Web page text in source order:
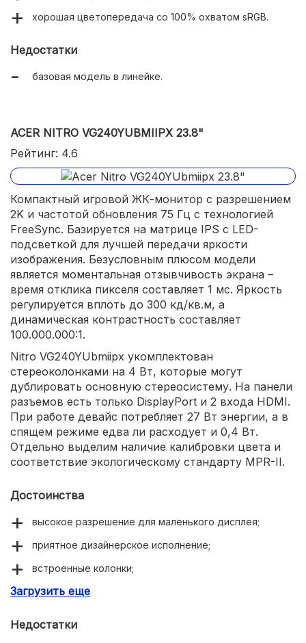
хорошая цветопередача со 100% охватом sRGB.
Недостатки
базовая модель в линейке.
ACER NITRO VG240YUBMIIPX 23.8"
Рейтинг: 4.6
Компактный игровой ЖК-монитор с разрешением
2K и частотой обновления 75 Гц с технологией
FreeSync. Базируется на матрице IPS с LED-
подсветкой для лучшей передачи яркости
изображения. Безусловным плюсом модели
является моментальная отзывчивость экрана –
время отклика пикселя составляет 1 мс. Яркость
регулируется вплоть до 300 кд/кв.м, а
динамическая контрастность составляет
100.000.000:1.
Nitro VG240YUbmiipx укомплектован
стереоколонками на 4 Вт, которые могут
дублировать основную стереосистему. На панели
разъемов есть только DisplayPort и 2 входа HDMI.
При работе девайс потребляет 27 Вт энергии, а в
спящем режиме едва ли расходует и 0,4 Вт.
Отдельно выделим наличие калибровки цвета и
соответствие экологическому стандарту MPR-II.
Достоинства
высокое разрешение для маленького дисплея;
приятное дизайнерское исполнение;
встроенные колонки;
гибкость настроек.
Загрузить еще
Недостатки